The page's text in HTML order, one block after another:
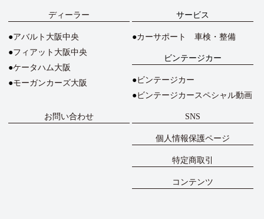
ディーラー
アバルト大阪中央
フィアット大阪中央
ケータハム大阪
モーガンカーズ大阪
サービス
カーサポート 車検・整備
ビンテージカー
ビンテージカー
ビンテージカースペシャル動画
お問い合わせ SNS
個人情報保護ページ
特定商取引
コンテンツ